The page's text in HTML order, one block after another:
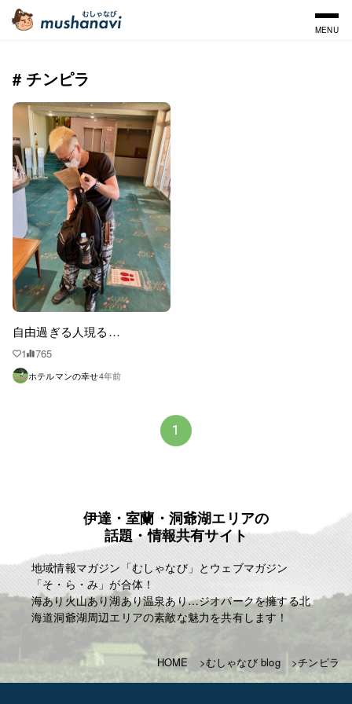
MENU
# チンピラ
自由過ぎる人現る…
1 765
ホテルマンの幸せ4年前
1
伊達・室蘭・洞爺湖エリアの
話題・情報共有サイト
地域情報マガジン「むしゃなび」とウェブマガジン
「そ・ら・み」が合体！
海あり火山あり湖あり温泉あり…ジオパークを擁する北
海道洞爺湖周辺エリアの素敵な魅力を共有します！
HOME むしゃなび blog チンピラ